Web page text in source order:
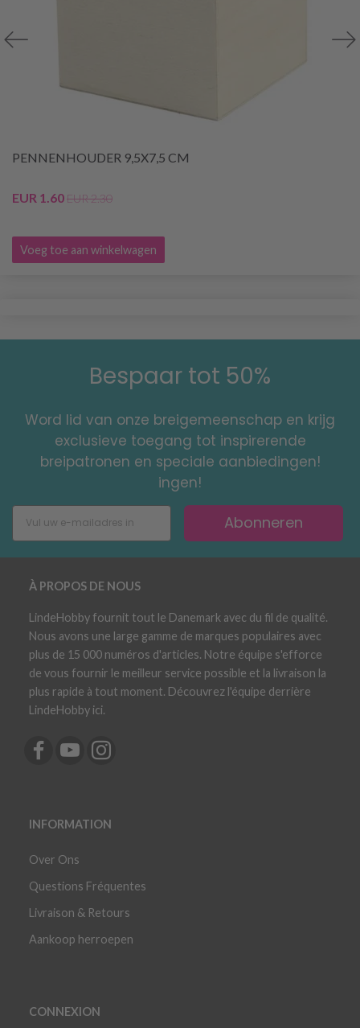
PENNENHOUDER 9,5X7,5 CM
EUR 1.60EUR 2.30
Voeg toe aan winkelwagen
Bespaar tot 50%
Word lid van onze breigemeenschap en krijg
exclusieve toegang tot inspirerende
breipatronen en speciale aanbiedingen!
ingen!
Abonneren
À PROPOS DE NOUS
LindeHobby fournit tout le Danemark avec du fil de qualité.
Nous avons une large gamme de marques populaires avec
plus de 15 000 numéros d'articles. Notre équipe s'efforce
de vous fournir le meilleur service possible et la livraison la
plus rapide à tout moment. Découvrez l'équipe derrière
LindeHobby ici.
INFORMATION
Over Ons
Questions Fréquentes
Livraison & Retours
Aankoop herroepen
CONNEXION